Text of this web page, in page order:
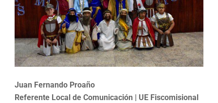
Juan Fernando Proaño
Referente Local de Comunicación | UE Fiscomisional